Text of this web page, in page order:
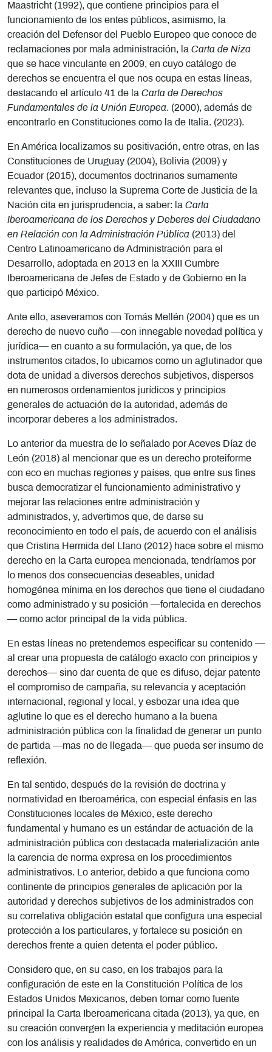
Maastricht (1992), que contiene principios para el
funcionamiento de los entes públicos, asimismo, la
creación del Defensor del Pueblo Europeo que conoce de
reclamaciones por mala administración, la Carta de Niza
que se hace vinculante en 2009, en cuyo catálogo de
derechos se encuentra el que nos ocupa en estas líneas,
destacando el artículo 41 de la Carta de Derechos
Fundamentales de la Unión Europea. (2000), además de
encontrarlo en Constituciones como la de Italia. (2023).
En América localizamos su positivación, entre otras, en las
Constituciones de Uruguay (2004), Bolivia (2009) y
Ecuador (2015), documentos doctrinarios sumamente
relevantes que, incluso la Suprema Corte de Justicia de la
Nación cita en jurisprudencia, a saber: la Carta
Iberoamericana de los Derechos y Deberes del Ciudadano
en Relación con la Administración Pública (2013) del
Centro Latinoamericano de Administración para el
Desarrollo, adoptada en 2013 en la XXIII Cumbre
Iberoamericana de Jefes de Estado y de Gobierno en la
que participó México.
Ante ello, aseveramos con Tomás Mellén (2004) que es un
derecho de nuevo cuño —con innegable novedad política y
jurídica— en cuanto a su formulación, ya que, de los
instrumentos citados, lo ubicamos como un aglutinador que
dota de unidad a diversos derechos subjetivos, dispersos
en numerosos ordenamientos jurídicos y principios
generales de actuación de la autoridad, además de
incorporar deberes a los administrados.
Lo anterior da muestra de lo señalado por Aceves Díaz de
León (2018) al mencionar que es un derecho proteiforme
con eco en muchas regiones y países, que entre sus fines
busca democratizar el funcionamiento administrativo y
mejorar las relaciones entre administración y
administrados, y, advertimos que, de darse su
reconocimiento en todo el país, de acuerdo con el análisis
que Cristina Hermida del Llano (2012) hace sobre el mismo
derecho en la Carta europea mencionada, tendríamos por
lo menos dos consecuencias deseables, unidad
homogénea mínima en los derechos que tiene el ciudadano
como administrado y su posición —fortalecida en derechos
— como actor principal de la vida pública.
En estas líneas no pretendemos especificar su contenido —
al crear una propuesta de catálogo exacto con principios y
derechos— sino dar cuenta de que es difuso, dejar patente
el compromiso de campaña, su relevancia y aceptación
internacional, regional y local, y esbozar una idea que
aglutine lo que es el derecho humano a la buena
administración pública con la finalidad de generar un punto
de partida —mas no de llegada— que pueda ser insumo de
reflexión.
En tal sentido, después de la revisión de doctrina y
normatividad en Iberoamérica, con especial énfasis en las
Constituciones locales de México, este derecho
fundamental y humano es un estándar de actuación de la
administración pública con destacada materialización ante
la carencia de norma expresa en los procedimientos
administrativos. Lo anterior, debido a que funciona como
continente de principios generales de aplicación por la
autoridad y derechos subjetivos de los administrados con
su correlativa obligación estatal que configura una especial
protección a los particulares, y fortalece su posición en
derechos frente a quien detenta el poder público.
Considero que, en su caso, en los trabajos para la
configuración de este en la Constitución Política de los
Estados Unidos Mexicanos, deben tomar como fuente
principal la Carta Iberoamericana citada (2013), ya que, en
su creación convergen la experiencia y meditación europea
con los análisis y realidades de América, convertido en un